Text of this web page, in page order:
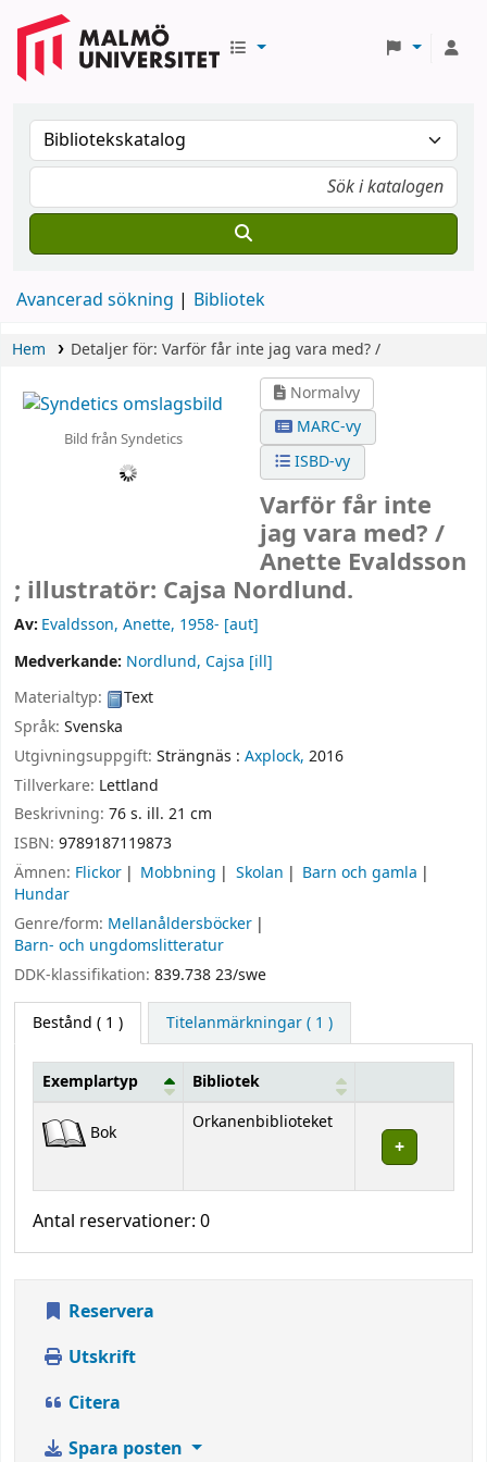
Avancerad sökning Bibliotek
Hem Detaljer för: Varför får inte jag vara med? /
Bild från Syndetics
Normalvy
MARC-vy
ISBD-vy
Varför får inte
jag vara med? /
Anette Evaldsson
; illustratör: Cajsa Nordlund.
Av: Evaldsson, Anette, 1958- [aut]
Medverkande: Nordlund, Cajsa [ill]
Materialtyp:
Text
Språk: Svenska
Utgivningsuppgift: Strängnäs : Axplock, 2016
Tillverkare: Lettland
Beskrivning: 76 s. ill. 21 cm
ISBN: 9789187119873
Ämnen: Flickor Mobbning Skolan
Barn och gamla
Hundar
Genre/form: Mellanåldersböcker
Barn- och ungdomslitteratur
DDK-klassifikation: 839.738 23/swe
Bestånd ( 1 ) Titelanmärkningar ( 1 )
Bestånd
Exemplartyp Bibliotek
Bok Orkanenbiblioteket
Antal reservationer: 0
Reservera
Utskrift
Citera
Spara posten